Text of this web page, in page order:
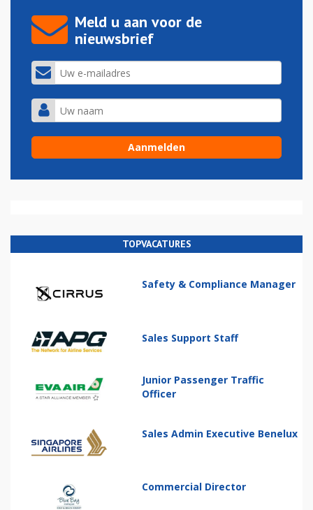
Meld u aan voor de
nieuwsbrief
TOPVACATURES
Safety & Compliance Manager
Sales Support Staff
Junior Passenger Traffic
Officer
Sales Admin Executive Benelux
Commercial Director